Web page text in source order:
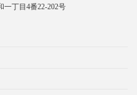
一丁目4番22-202号